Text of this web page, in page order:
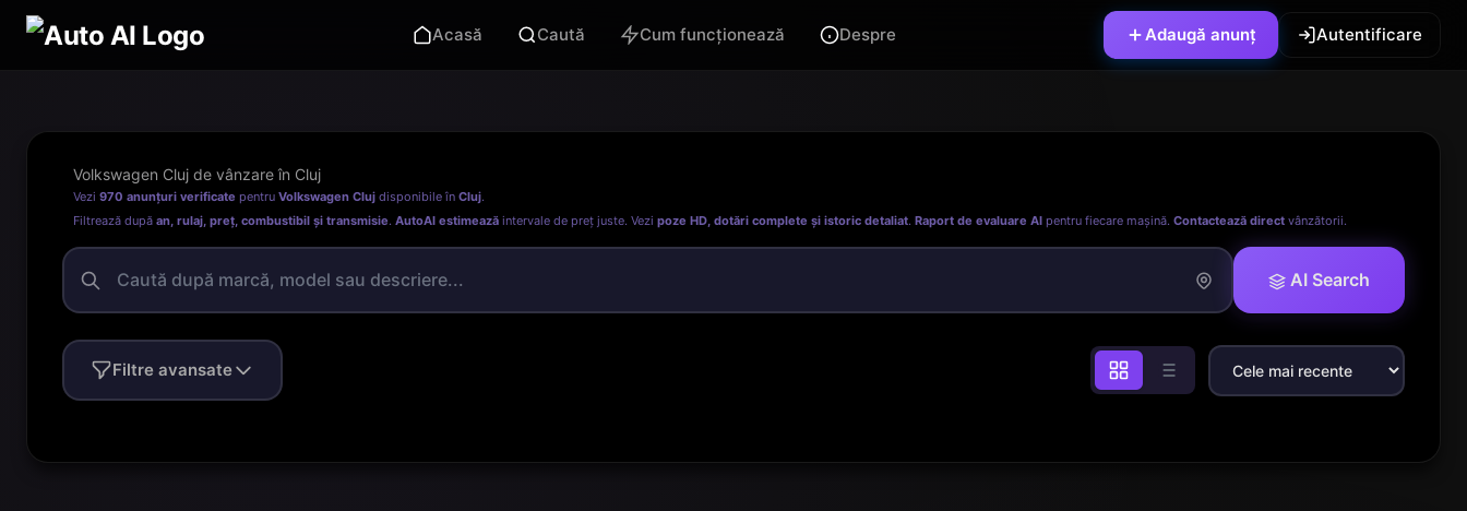
Acasă Caută Cum funcționează Despre Adaugă anunț Autentificare
Volkswagen Cluj de vânzare în Cluj
Vezi 970 anunțuri verificate pentru Volkswagen Cluj disponibile în Cluj.
Filtrează după an, rulaj, preț, combustibil și transmisie. AutoAI estimează intervale de preț juste. Vezi poze HD, dotări complete și istoric detaliat. Raport de evaluare AI pentru fiecare mașină. Contactează direct vânzătorii.
AI Search
Filtre avansate